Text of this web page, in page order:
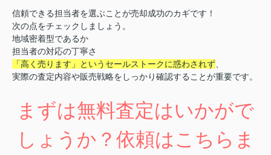
信頼できる担当者を選ぶことが売却成功のカギです！
次の点をチェックしましょう。
地域密着型であるか
担当者の対応の丁寧さ
「高く売ります」というセールストークに惑わされず
実際の査定内容や販売戦略をしっかり確認することが重要です。
まずは無料査定はいかがで
しょうか？依頼はこちらま